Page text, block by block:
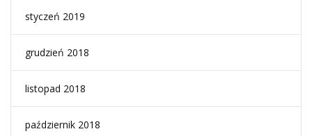
styczeń 2019
grudzień 2018
listopad 2018
październik 2018